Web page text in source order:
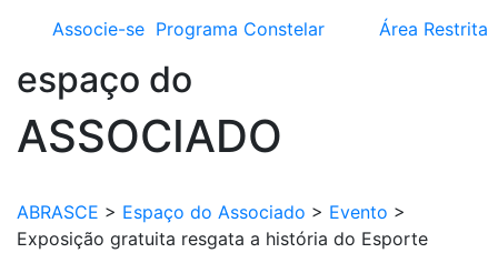
Associe-se Programa Constelar Área Restrita
espaço do
ASSOCIADO
ABRASCE > Espaço do Associado > Evento >
Exposição gratuita resgata a história do Esporte